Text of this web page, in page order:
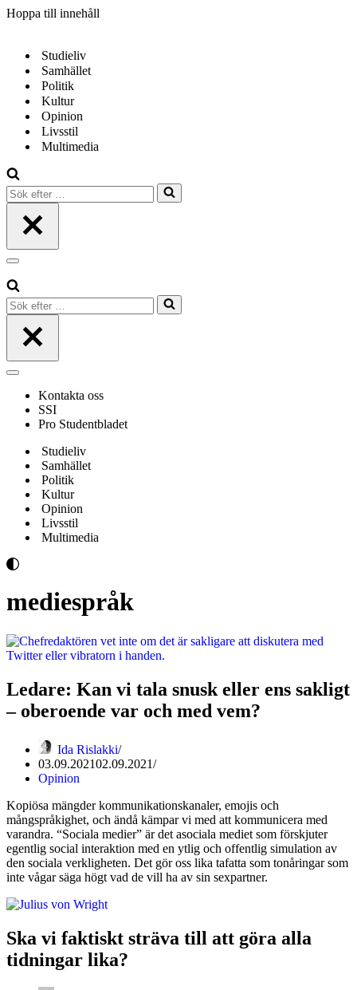
Hoppa till innehåll
Studieliv
Samhället
Politik
Kultur
Opinion
Livsstil
Multimedia
Sök
efter
Navigeringsmeny
Sök
efter
Navigeringsmeny
Kontakta oss
SSI
Pro Studentbladet
Studieliv
Samhället
Politik
Kultur
Opinion
Livsstil
Multimedia
mediespråk
Ledare: Kan vi tala snusk eller ens sakligt
– oberoende var och med vem?
Ida Rislakki
03.09.202102.09.2021
Opinion
Kopiösa mängder kommunikationskanaler, emojis och
mångspråkighet, och ändå kämpar vi med att kommunicera med
varandra. “Sociala medier” är det asociala mediet som förskjuter
egentlig social interaktion med en ytlig och offentlig simulation av
den sociala verkligheten. Det gör oss lika tafatta som tonåringar som
inte vågar säga högt vad de vill ha av sin sexpartner.
Ska vi faktiskt sträva till att göra alla
tidningar lika?